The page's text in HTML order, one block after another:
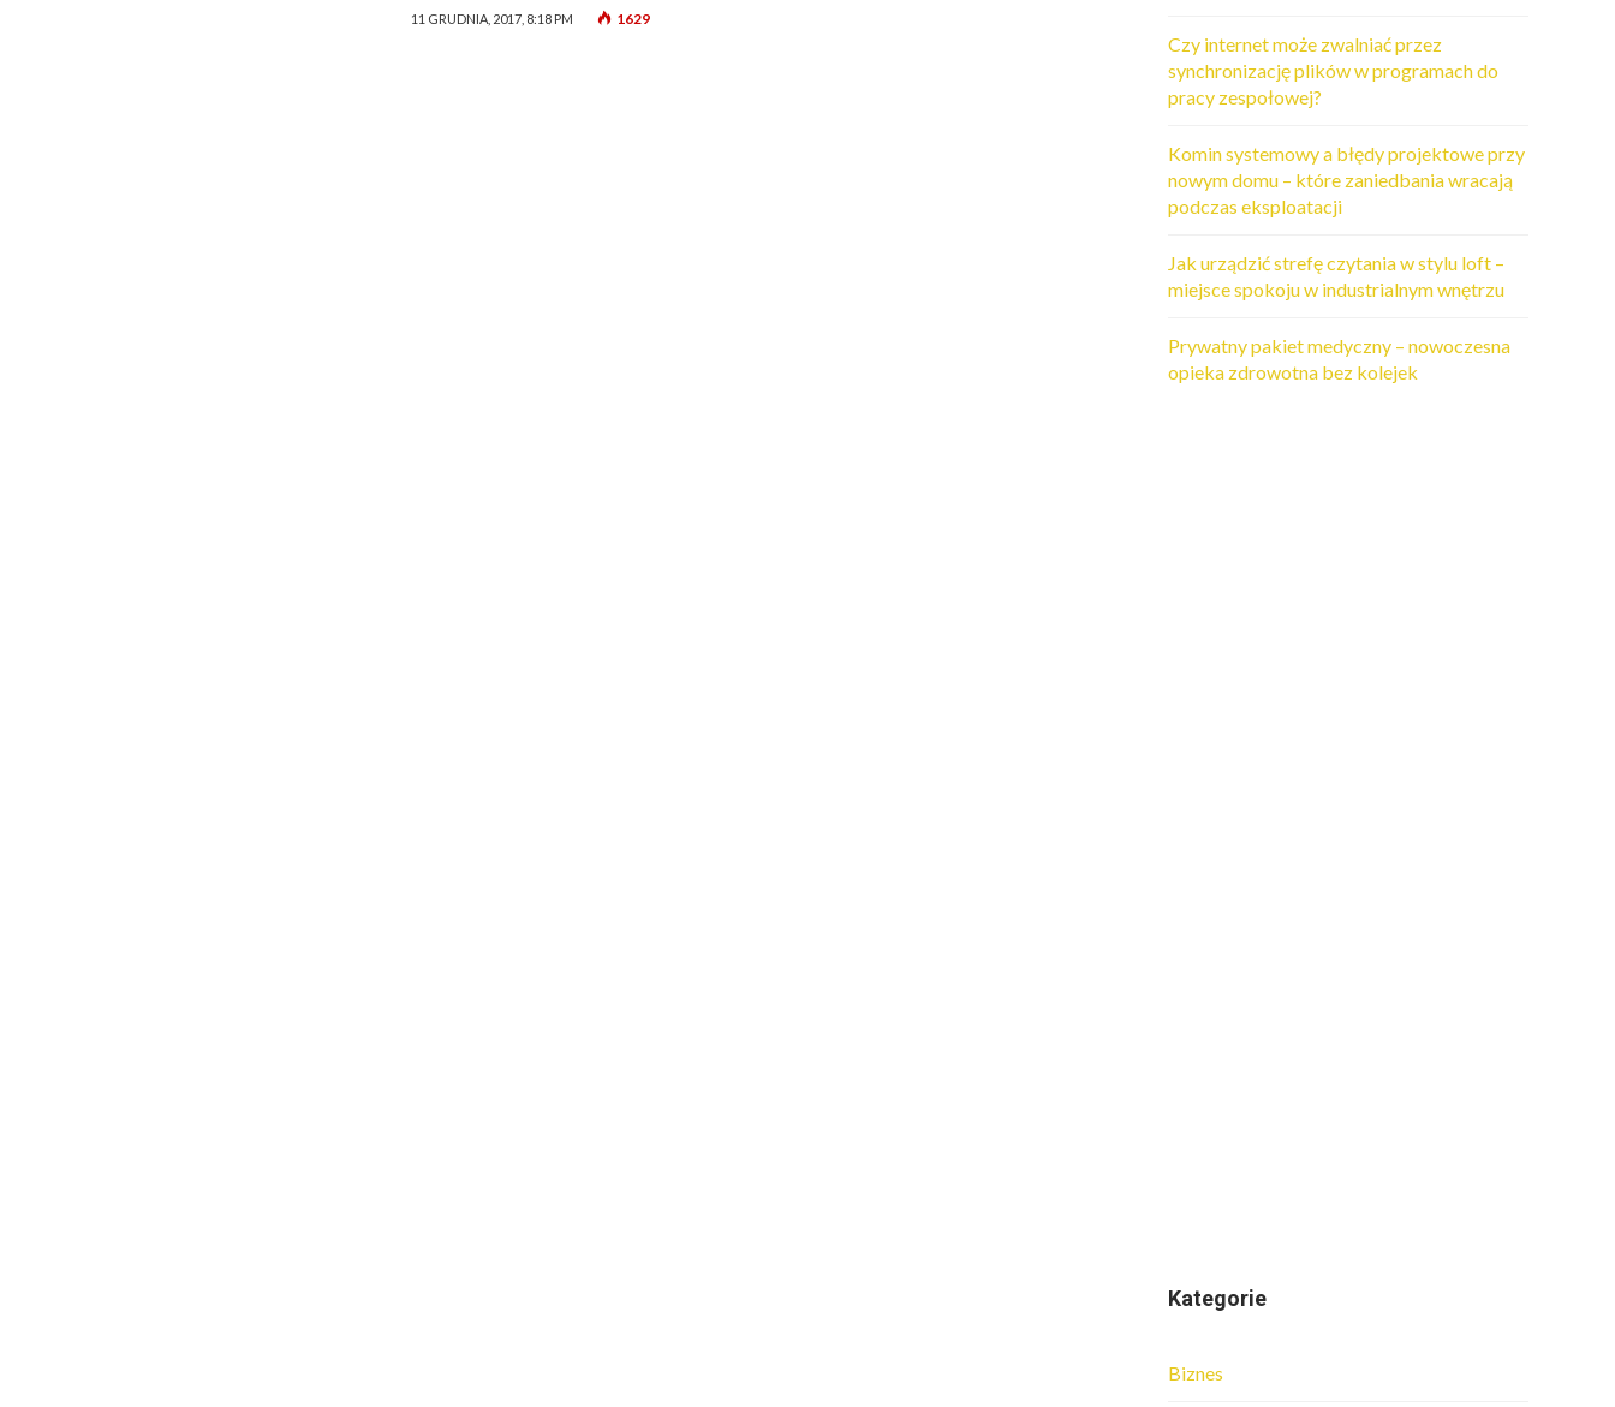
11 GRUDNIA, 2017, 8:18 PM 1629
Czy internet może zwalniać przez
synchronizację plików w programach do
pracy zespołowej?
Komin systemowy a błędy projektowe przy
nowym domu – które zaniedbania wracają
podczas eksploatacji
Jak urządzić strefę czytania w stylu loft –
miejsce spokoju w industrialnym wnętrzu
Prywatny pakiet medyczny – nowoczesna
opieka zdrowotna bez kolejek
Kategorie
Biznes